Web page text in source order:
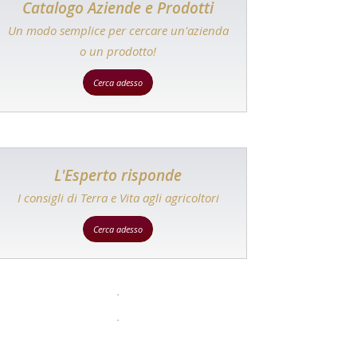
Catalogo Aziende e Prodotti
Un modo semplice per cercare un'azienda
o un prodotto!
Cerca adesso
L'Esperto risponde
I consigli di Terra e Vita agli agricoltori
Cerca adesso